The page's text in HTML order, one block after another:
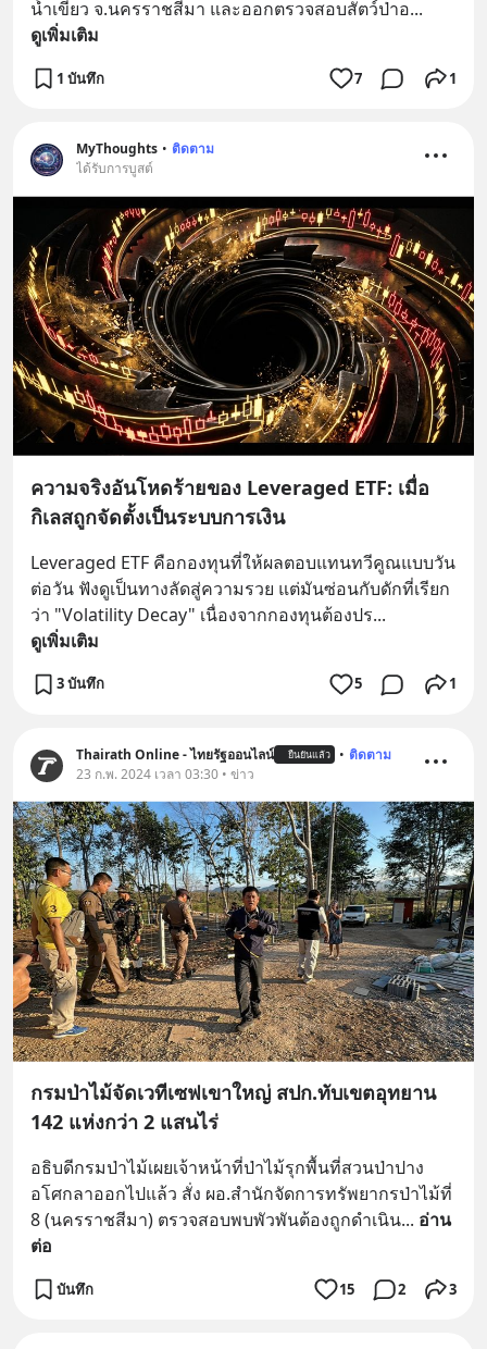
น้ำเขียว จ.นครราชสีมา และออกตรวจสอบสัตว์ป่าอ...
ดูเพิ่มเติม
1 บันทึก 7 1
MyThoughts • ติดตาม
ได้รับการบูสต์
ความจริงอันโหดร้ายของ Leveraged ETF: เมื่อ
กิเลสถูกจัดตั้งเป็นระบบการเงิน
Leveraged ETF คือกองทุนที่ให้ผลตอบแทนทวีคูณแบบวัน
ต่อวัน ฟังดูเป็นทางลัดสู่ความรวย แต่มันซ่อนกับดักที่เรียก
ว่า "Volatility Decay" เนื่องจากกองทุนต้องปร...
ดูเพิ่มเติม
3 บันทึก 5 1
Thairath Online - ไทยรัฐออนไลน์ ยืนยันแล้ว • ติดตาม
23 ก.พ. 2024 เวลา 03:30 • ข่าว
กรมป่าไม้จัดเวทีเซฟเขาใหญ่ สปก.ทับเขตอุทยาน
142 แห่งกว่า 2 แสนไร่
อธิบดีกรมป่าไม้เผยเจ้าหน้าที่ป่าไม้รุกพื้นที่สวนป่าปาง
อโศกลาออกไปแล้ว สั่ง ผอ.สำนักจัดการทรัพยากรป่าไม้ที่
8 (นครราชสีมา) ตรวจสอบพบพัวพันต้องถูกดำเนิน... อ่าน
ต่อ
บันทึก 15 2 3